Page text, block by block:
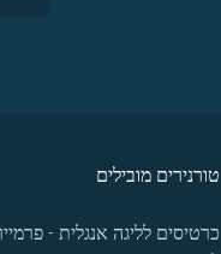
טורנירים מובילים
כרטיסים לליגה אנגלית -